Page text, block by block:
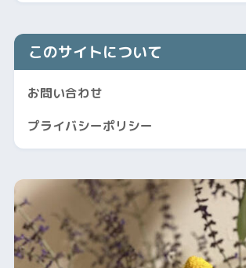
このサイトについて
お問い合わせ
プライバシーポリシー